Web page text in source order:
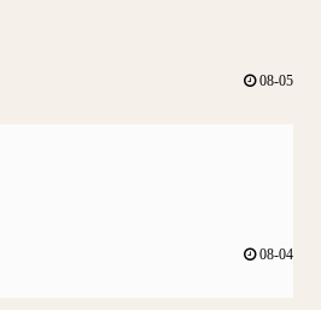
08-05
08-04